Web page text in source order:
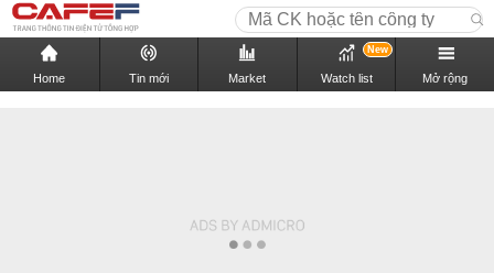
Home Tin mới Market Watch list
New
Mở rộng